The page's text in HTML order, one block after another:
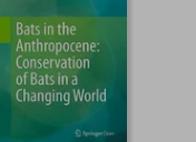
45%
dcto.